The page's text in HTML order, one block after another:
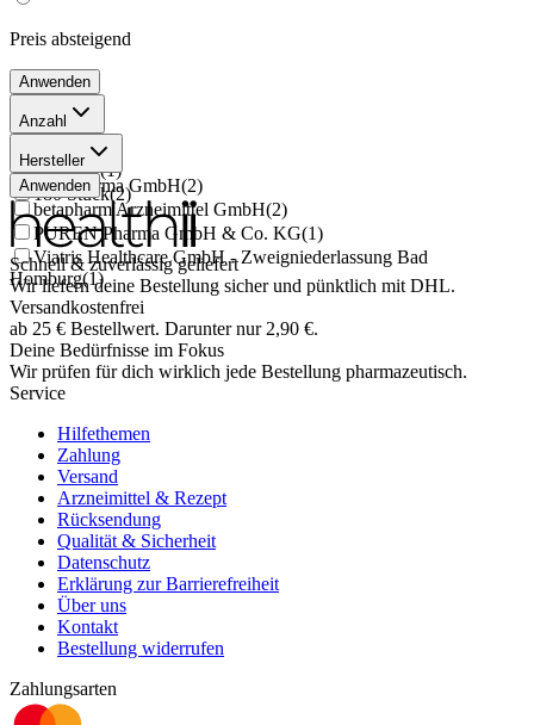
Preis absteigend
Anwenden
Anzahl
60 Stück (3
40 Stück(1)
180 Stück(2)
Hersteller
Abdi Farma GmbH(2)
betapharm Arzneimittel GmbH(2)
PUREN Pharma GmbH & Co. KG(1)
Viatris Healthcare GmbH - Zweigniederlassung Bad
Homburg(1)
Anwenden
Schnell & zuverlässig geliefert
Wir liefern deine Bestellung sicher und pünktlich mit DHL.
Versandkostenfrei
ab 25 € Bestellwert. Darunter nur 2,90 €.
Deine Bedürfnisse im Fokus
Wir prüfen für dich wirklich jede Bestellung pharmazeutisch.
Service
Hilfethemen
Zahlung
Versand
Arzneimittel & Rezept
Rücksendung
Qualität & Sicherheit
Datenschutz
Erklärung zur Barrierefreiheit
Über uns
Kontakt
Bestellung widerrufen
Zahlungsarten